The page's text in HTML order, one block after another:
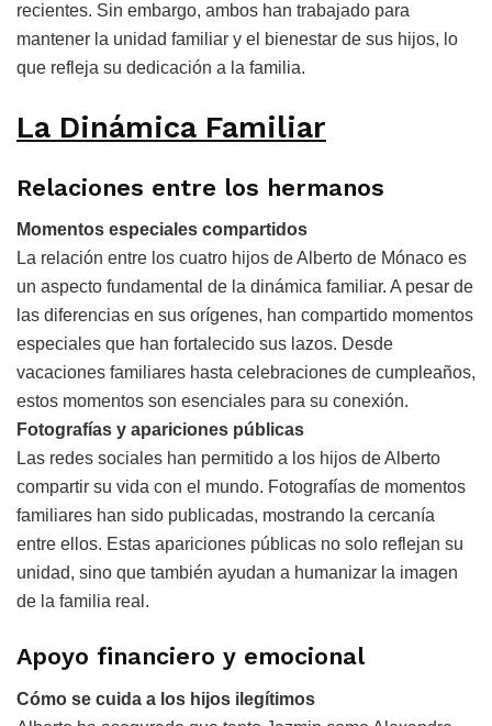
recientes. Sin embargo, ambos han trabajado para
mantener la unidad familiar y el bienestar de sus hijos, lo
que refleja su dedicación a la familia.
La Dinámica Familiar
Relaciones entre los hermanos
Momentos especiales compartidos
La relación entre los cuatro hijos de Alberto de Mónaco es
un aspecto fundamental de la dinámica familiar. A pesar de
las diferencias en sus orígenes, han compartido momentos
especiales que han fortalecido sus lazos. Desde
vacaciones familiares hasta celebraciones de cumpleaños,
estos momentos son esenciales para su conexión.
Fotografías y apariciones públicas
Las redes sociales han permitido a los hijos de Alberto
compartir su vida con el mundo. Fotografías de momentos
familiares han sido publicadas, mostrando la cercanía
entre ellos. Estas apariciones públicas no solo reflejan su
unidad, sino que también ayudan a humanizar la imagen
de la familia real.
Apoyo financiero y emocional
Cómo se cuida a los hijos ilegítimos